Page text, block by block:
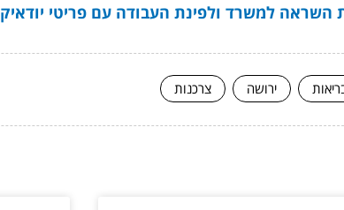
השראה למשרד ולפינת העבודה עם פריטי
ירושה צרכנות